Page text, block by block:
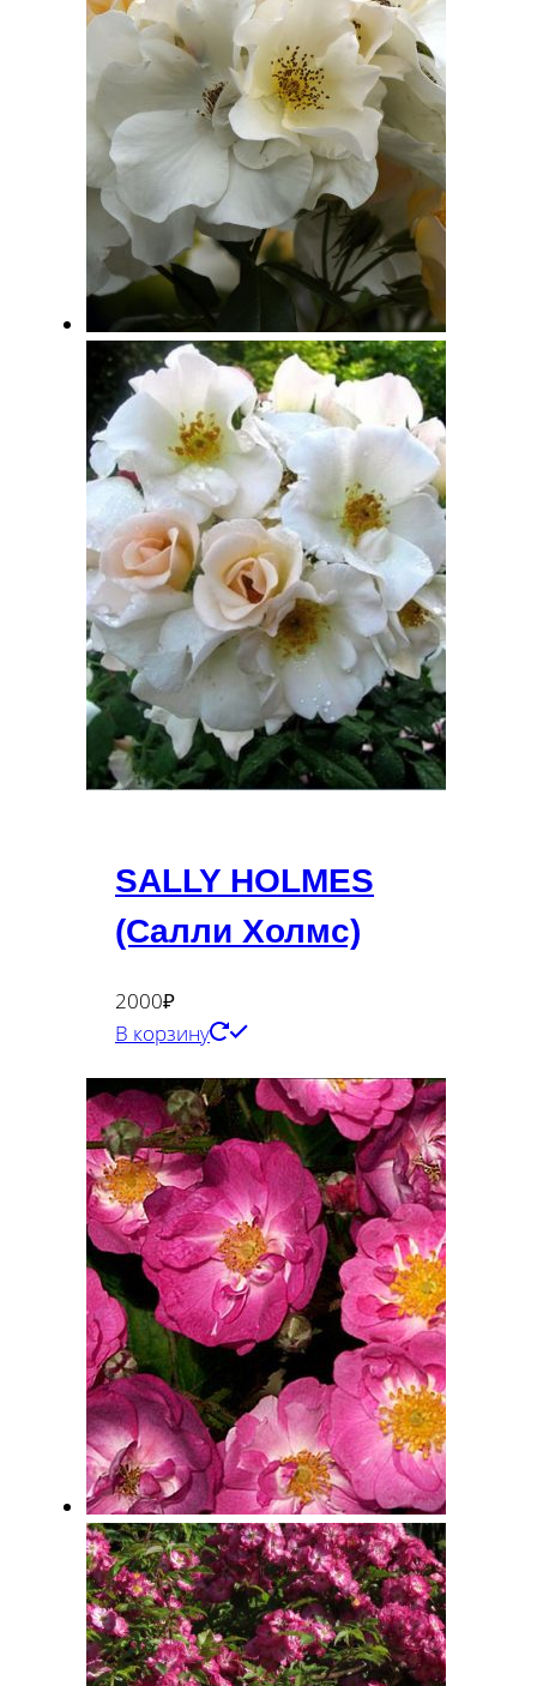
SALLY HOLMES
(Салли Холмс)
2000₽
В корзину